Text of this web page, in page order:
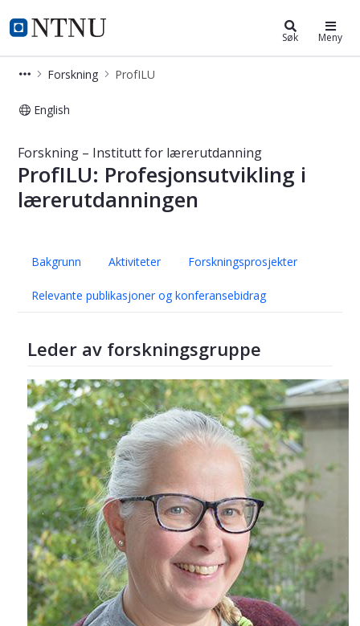
NTNU Hjemmeside
Institutt for lærerutdanningSøk Meny
Forskning ProfILU
English
Forskning – Institutt for lærerutdanning
ProfILU: Profesjonsutvikling i
lærerutdanningen
Bakgrunn Aktiviteter Forskningsprosjekter
Relevante publikasjoner og konferansebidrag
Leder av forskningsgruppe